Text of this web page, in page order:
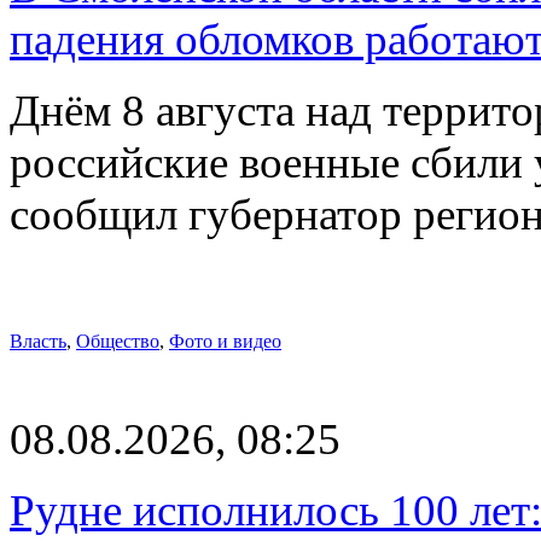
падения обломков
Днём 8 августа над
российские военные
сообщил губернатор
Власть, Общество, Фото и видео
08.08.2026, 08:25
Рудне исполнилось 100